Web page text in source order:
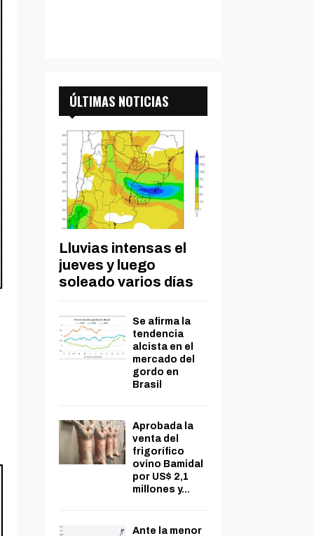
ÚLTIMAS NOTICIAS
Lluvias intensas el
jueves y luego
soleado varios días
Se afirma la
tendencia
alcista en el
mercado del
gordo en
Brasil
Aprobada la
venta del
frigorífico
ovino Bamidal
por US$ 2,1
millones y...
Ante la menor